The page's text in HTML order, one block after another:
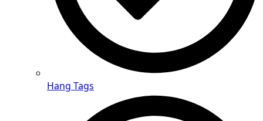
Hang Tags